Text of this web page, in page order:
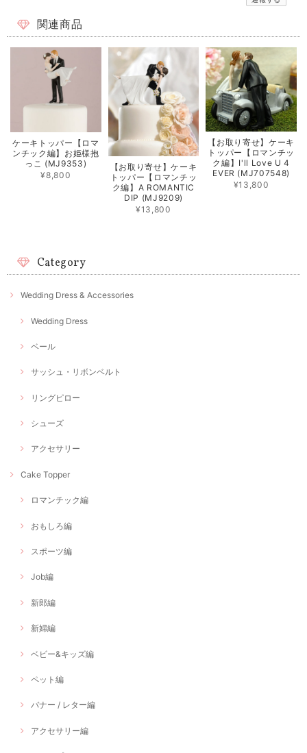
関連商品
ケーキトッパー【ロマ
ンチック編】お姫様抱
っこ (MJ9353)
¥8,800
【お取り寄せ】ケーキ
トッパー【ロマンチッ
ク編】A ROMANTIC
DIP (MJ9209)
¥13,800
【お取り寄せ】ケーキ
トッパー【ロマンチッ
ク編】I'll Love U 4
EVER (MJ707548)
¥13,800
Category
Wedding Dress & Accessories
Wedding Dress
ベール
サッシュ・リボンベルト
リングピロー
シューズ
アクセサリー
Cake Topper
ロマンチック編
おもしろ編
スポーツ編
Job編
新郎編
新婦編
ベビー&キッズ編
ペット編
バナー / レター編
アクセサリー編